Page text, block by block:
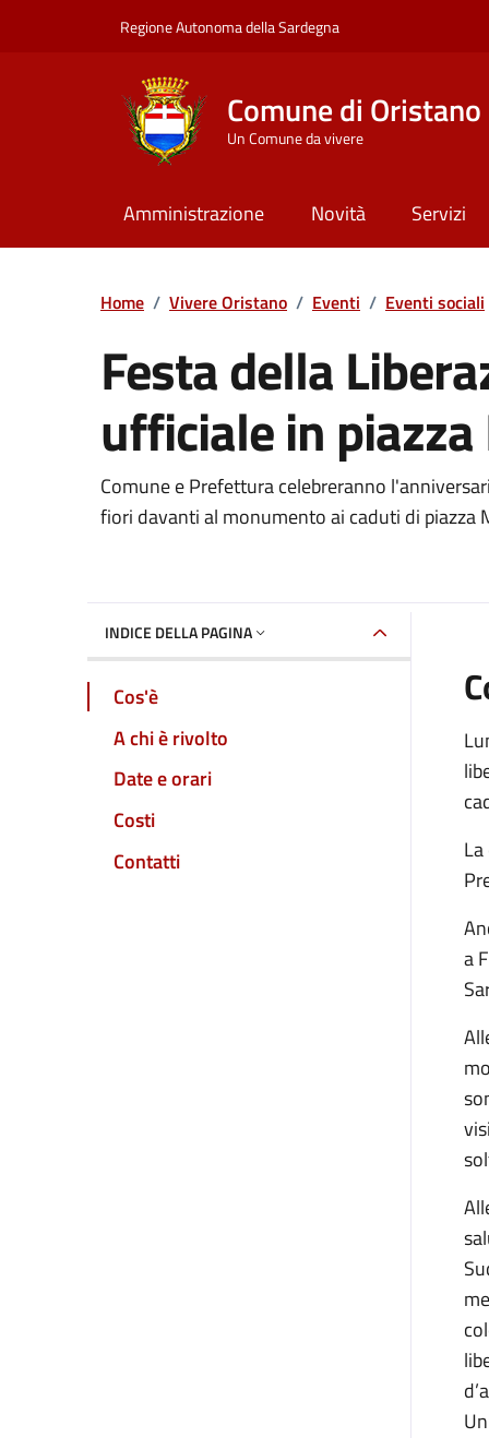
Regione Autonoma della Sardegna
Comune di Oristano
Un Comune da vivere
Amministrazione Novità Servizi
Home / Vivere Oristano / Eventi / Eventi sociali
Festa della
ufficiale in
Dettaglio
Comune e Prefettura celebreranno
fiori davanti al monumento ai caduti di piazza
INDICE DELLA PAGINA
Cos'è
A chi è rivolto
Date e orari
Costi
Contatti
a